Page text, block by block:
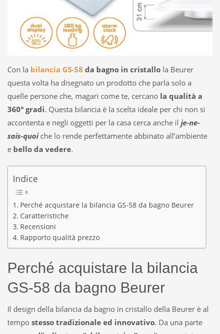
Con la bilancia GS-58 da bagno in cristallo la Beurer
questa volta ha disegnato un prodotto che parla solo a
quelle persone che, magari come te, cercano la qualità a
360° gradi. Questa bilancia è la scelta ideale per chi non si
accontenta e negli oggetti per la casa cerca anche il je-ne-
sais-quoiche lo rende perfettamente abbinato all’ambiente
e bello da vedere.
Indice
Perché acquistare la bilancia GS-58 da bagno Beurer
Caratteristiche
Recensioni
Rapporto qualità prezzo
Perché acquistare la bilancia
GS-58 da bagno Beurer
Il design della bilancia da bagno in cristallo della Beurer è al
tempo stesso tradizionale ed innovativo. Da una parte